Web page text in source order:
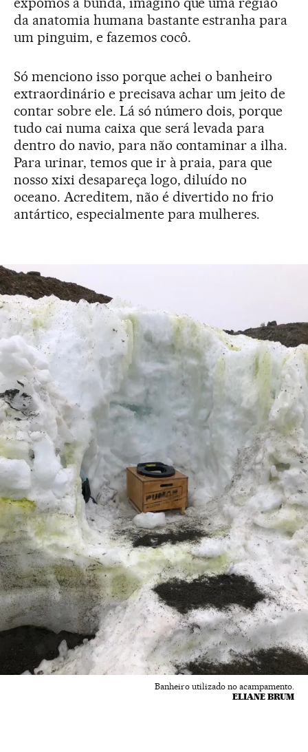
da anatomia humana bastante estranha para
um pinguim, e fazemos cocô.
Só menciono isso porque achei o banheiro
extraordinário e precisava achar um jeito de
contar sobre ele. Lá só número dois, porque
tudo cai numa caixa que será levada para
dentro do navio, para não contaminar a ilha.
Para urinar, temos que ir à praia, para que
nosso xixi desapareça logo, diluído no
oceano. Acreditem, não é divertido no frio
antártico, especialmente para mulheres.
Banheiro utilizado no acampamento.
ELIANE BRUM